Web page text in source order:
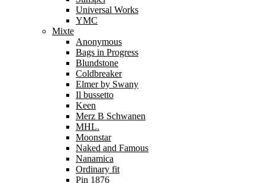
Universal Works
YMC
Mixte
Anonymous
Bags in Progress
Blundstone
Coldbreaker
Elmer by Swany
Il bussetto
Keen
Merz B Schwanen
MHL.
Moonstar
Naked and Famous
Nanamica
Ordinary fit
Pin 1876